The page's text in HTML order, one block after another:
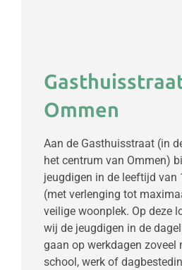
Ommen
Aan de Gasthuisstraat (in
het centrum van Ommen)
jeugdigen in de leeftijd
(met verlenging tot
veilige woonplek. Op deze
wij de jeugdigen in de
gaan op werkdagen zoveel
school, werk of